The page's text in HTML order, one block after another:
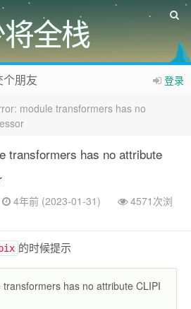
全栈
登录
朋友
module transformers has no
transformers has no attribute
4年前 (2023-01-31)
4571次浏
的时候提示
has no attribute CLIPI